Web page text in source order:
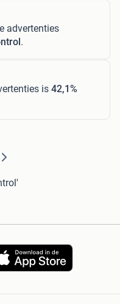
advertenties
.
is 42,1%